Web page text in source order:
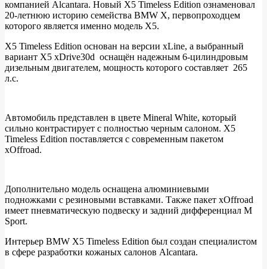
демонстрация
эксклюзивного
BMW
X5
Timeless
компанией Alcantara. Новый X5 Timeless Edition ознаменовал
20-летнюю историю семейства BMW X, первопроходцем
которого является именно модель X5.
X5 Timeless Edition основан на версии xLine, а выбранный
вариант X5 xDrive30d оснащён надежным 6-цилиндровым
дизельным двигателем, мощность которого составляет 265
л.с.
Автомобиль представлен в цвете Mineral White, который
сильно контрастирует с полностью черным салоном. X5
Timeless Edition поставляется с современным пакетом
xOffroad.
Дополнительно модель оснащена алюминиевыми
подножками с резиновыми вставками. Также пакет xOffroad
имеет пневматическую подвеску и задний дифференциал M
Sport.
Интерьер BMW X5 Timeless Edition был создан специалистом
в сфере разработки кожаных салонов Alcantara.